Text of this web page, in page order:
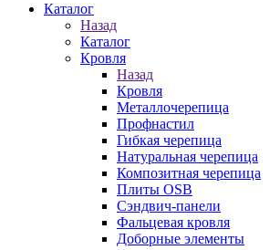
Каталог
Назад
Каталог
Кровля
Назад
Кровля
Металлочерепица
Профнастил
Гибкая черепица
Натуральная черепица
Композитная черепица
Плиты OSB
Сэндвич-панели
Фальцевая кровля
Доборные элементы